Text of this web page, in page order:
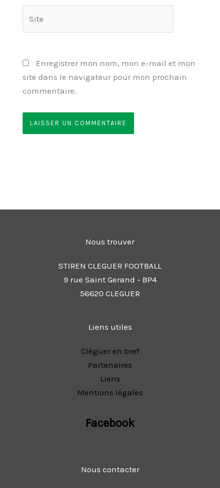
Enregistrer mon nom, mon e-mail et mon
site dans le navigateur pour mon prochain
commentaire.
Nous trouver
STIREN CLEGUER FOOTBALL
9 rue Saint Gerand - BP4
56620 CLEGUER
Liens utiles
Cléguer en bref
Partenaires
Liens
Mentions légales
Facebook
Nous contacter